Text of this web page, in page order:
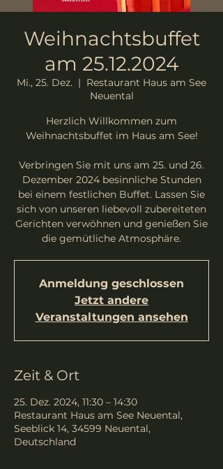
Weihnachtsbuffet
am 25.12.2024
Mi., 25. Dez.
  |
Restaurant Haus am See
Neuental
Herzlich Willkommen zum
Weihnachtsbuffet im Haus am See!
Verbringen Sie mit uns am 25. und 26.
Dezember 2024 besinnliche Stunden
bei einem festlichen Buffet. Lassen Sie
sich von unseren liebevoll zubereiteten
Gerichten verwöhnen und genießen Sie
die gemütliche Atmosphäre.
Anmeldung geschlossen
Jetzt andere
Veranstaltungen ansehen
Zeit & Ort
25. Dez. 2024, 11:30 – 14:30
Restaurant Haus am See Neuental,
Seeblick 14, 34599 Neuental,
Deutschland